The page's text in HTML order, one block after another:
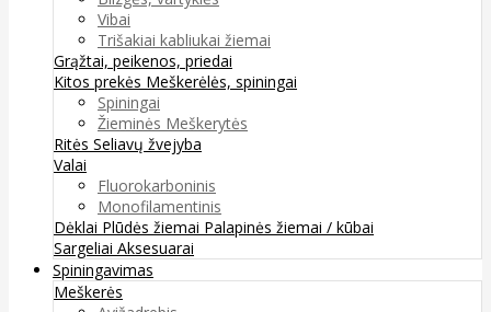
Vibai
Trišakiai kabliukai žiemai
Grąžtai, peikenos, priedai
Kitos prekės Meškerėlės, spiningai
Spiningai
Žieminės Meškerytės
Ritės Seliavų žvejyba
Valai
Fluorokarboninis
Monofilamentinis
Dėklai Plūdės žiemai Palapinės žiemai / kūbai
Sargeliai Aksesuarai
Spiningavimas
Meškerės